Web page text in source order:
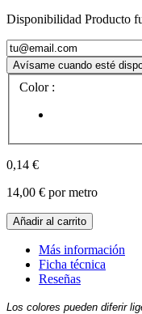
Disponibilidad Producto
Avísame cuando esté
Color :
0,14 €
14,00 € por metro
Añadir al carrito
Más información
Ficha técnica
Reseñas
Los colores pueden diferir